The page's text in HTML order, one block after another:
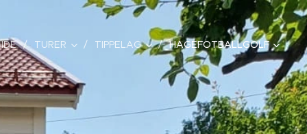
TURER TIPPELAG HAGEFOTBALLGOLF